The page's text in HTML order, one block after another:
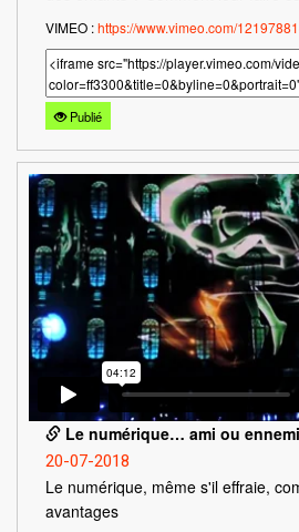
VIMEO :https://www.vimeo.com/
Publié
Le numérique… ami ou
20-07-2018
Le numérique, même s'il effraie,
avantages